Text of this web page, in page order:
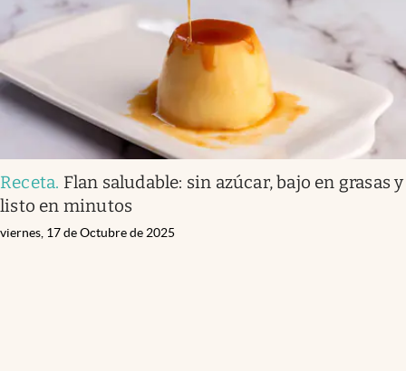
Receta. Flan saludable: sin azúcar, bajo en grasas y
listo en minutos
viernes, 17 de Octubre de 2025